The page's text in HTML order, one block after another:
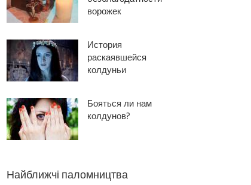
ворожек
История
раскаявшейся
колдуньи
Бояться ли нам
колдунов?
Найближчі паломництва